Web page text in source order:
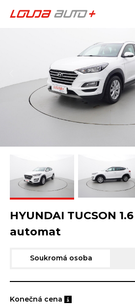
HYUNDAI TUCSON
automat
Soukromá osoba
Konečná cena